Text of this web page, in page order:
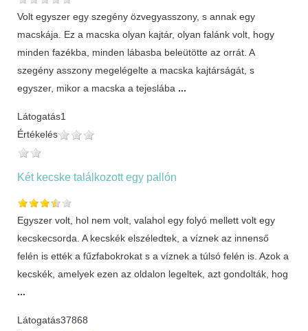
Volt egyszer egy szegény özvegyasszony, s annak egy
macskája. Ez a macska olyan kajtár, olyan falánk volt, hogy
minden fazékba, minden lábasba beleütötte az orrát. A
szegény asszony megelégelte a macska kajtárságát, s
egyszer, mikor a macska a tejeslába ...
Látogatás1
Értékelés
Két kecske találkozott egy pallón
Egyszer volt, hol nem volt, valahol egy folyó mellett volt egy
kecskecsorda. A kecskék elszéledtek, a víznek az innenső
felén is ették a fűzfabokrokat s a víznek a túlsó felén is. Azok a
kecskék, amelyek ezen az oldalon legeltek, azt gondolták, hog
...
Látogatás37868